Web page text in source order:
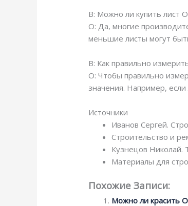
В: Можно ли купить лист
О: Да, многие
меньшие листы могут
В: Как правильно
О: Чтобы правильно
значения. Например,
Источники
Иванов Сергей.
Строительство и
Кузнецов Николай.
Материалы для
Похожие Записи:
Можно ли красить